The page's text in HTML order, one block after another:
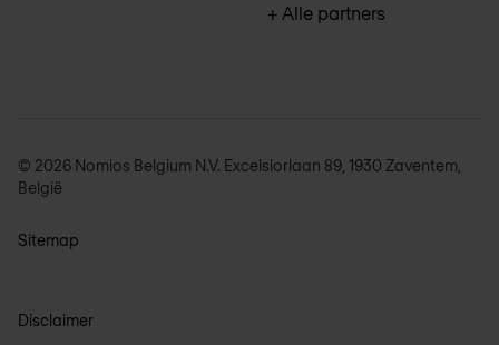
+ Alle partners
© 2026 Nomios Belgium N.V. Excelsiorlaan 89, 1930 Zaventem,
België
Sitemap
Disclaimer